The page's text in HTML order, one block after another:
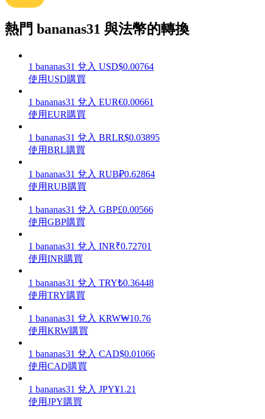
增值寶
使您的資產穩定增值
機槍池
一鍵質押鎖定高收益
熱門 bananas31 與法幣的轉換
1 bananas31 兌入 USD$0.00764
使用USD購買
1 bananas31 兌入 EUR€0.00661
使用EUR購買
1 bananas31 兌入 BRLR$0.03895
使用BRL購買
1 bananas31 兌入 RUB₽0.62864
使用RUB購買
1 bananas31 兌入 GBP£0.00566
使用GBP購買
1 bananas31 兌入 INR₹0.72701
使用INR購買
1 bananas31 兌入 TRY₺0.36448
使用TRY購買
1 bananas31 兌入 KRW₩10.76
使用KRW購買
1 bananas31 兌入 CAD$0.01066
使用CAD購買
1 bananas31 兌入 JPY¥1.21
使用JPY購買